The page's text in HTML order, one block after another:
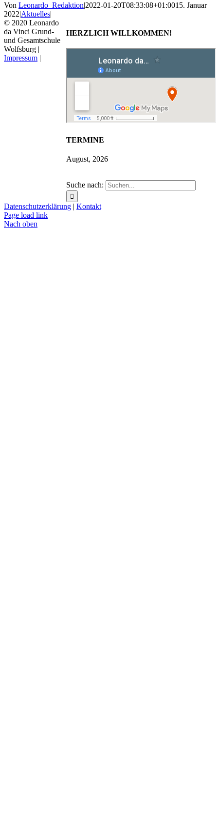
Von Leonardo_Redaktion|2022-01-20T08:33:08+01:0015. Januar
2022|Aktuelles|
HERZLICH WILLKOMMEN!
TERMINE
August, 2026
Suche nach:
© 2020 Leonardo
da Vinci Grund-
und Gesamtschule
Wolfsburg |
Impressum |
Datenschutzerklärung | Kontakt
Page load link
Nach oben